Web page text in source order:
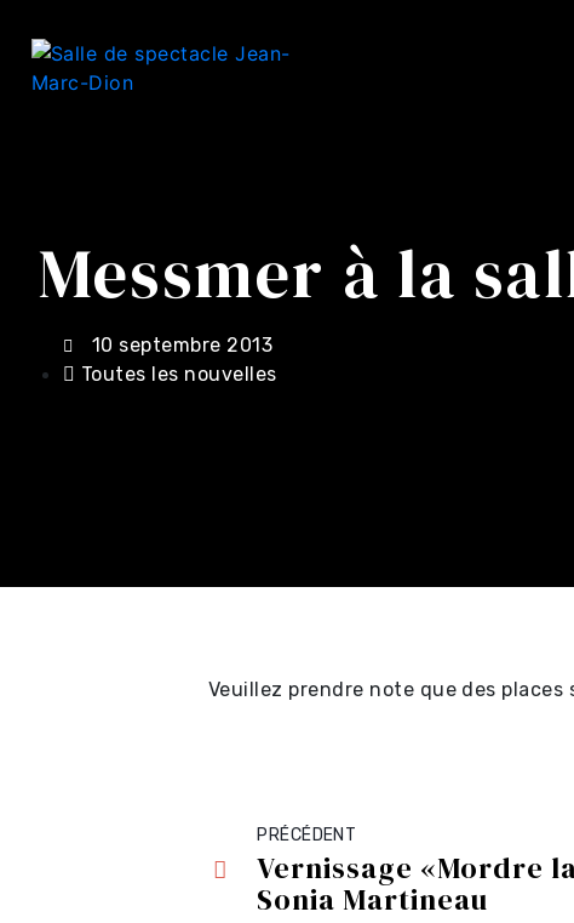
Messmer à la
10 septembre 2013
Toutes les nouvelles
Veuillez prendre note que des
PRÉCÉDENT
Vernissage «Mordre
Sonia Martineau
professionnels ⧉
Achat en ligne -